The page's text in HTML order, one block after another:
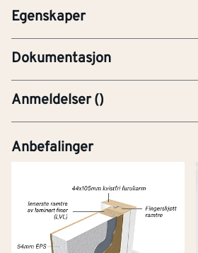
Egenskaper
Dokumentasjon
YTE-Ytelseserklæring (CE-
Anmeldelser()
Anbefalinger